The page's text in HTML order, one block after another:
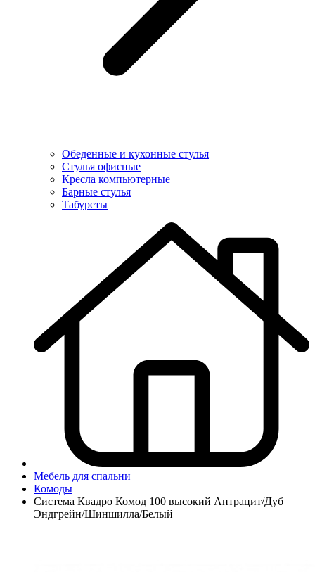
Обеденные и кухонные стулья
Стулья офисные
Кресла компьютерные
Барные стулья
Табуреты
Мебель для спальни
Комоды
Система Квадро Комод 100 высокий Антрацит/Дуб
Эндгрейн/Шиншилла/Белый